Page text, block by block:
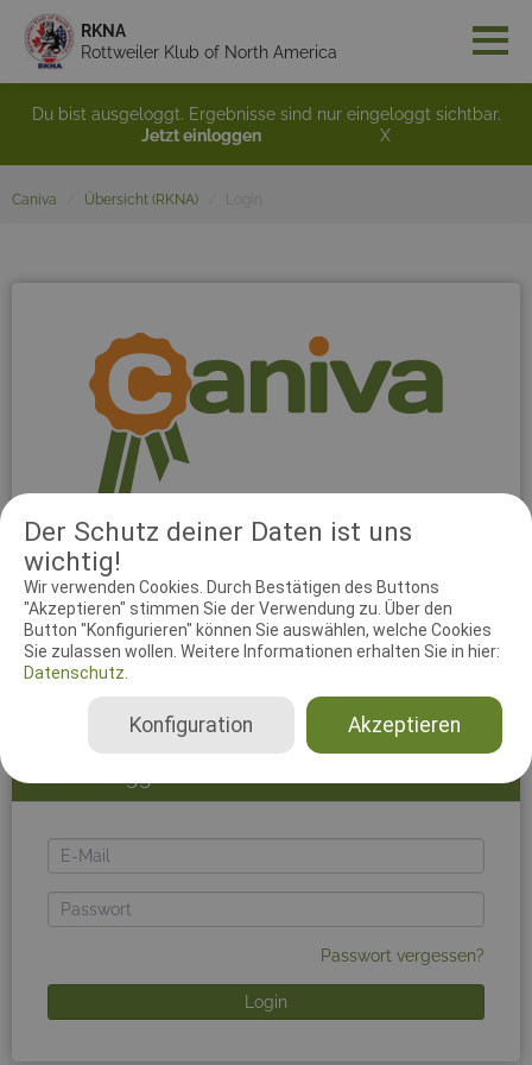
Der Schutz deiner Daten ist uns
wichtig!
Wir verwenden Cookies. Durch Bestätigen des Buttons
"Akzeptieren" stimmen Sie der Verwendung zu. Über den
Button "Konfigurieren" können Sie auswählen, welche Cookies
Sie zulassen wollen. Weitere Informationen erhalten Sie in hier:
Datenschutz.
Akzeptieren
Konfiguration
RKNA
Rottweiler Klub of North America
Du bist ausgeloggt. Ergebnisse sind nur eingeloggt sichtbar.
Jetzt einloggen
X
Caniva Übersicht (RKNA)
Um den vollen Funktionsumfang des Systems nutzen
zu können, solltest du dich einloggen. Zur Anmeldung
musst du die E-Mail-Adresse und das Passwort deines
working-dog-Accounts benutzen. Du kannst dich
kostenlos mit einem Klick auf working-dogregistrieren.
Falls du Schwierigkeiten beim Login hast, leere bitte
E-
Mail
Passwort
Passwort vergessen?
Login